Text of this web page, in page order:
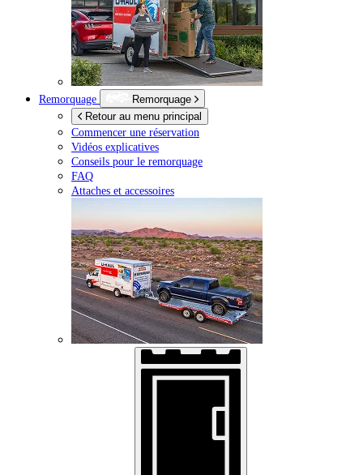
Remorquage
Remorquage
Retour au menu principal
Commencer une réservation
Vidéos explicatives
Conseils pour le remorquage
FAQ
Attaches et accessoires